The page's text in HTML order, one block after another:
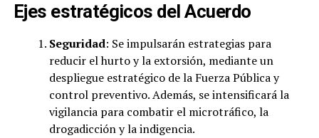
Ejes estratégicos del Acuerdo
Seguridad: Se impulsarán estrategias para
reducir el hurto y la extorsión, mediante un
despliegue estratégico de la Fuerza Pública y
control preventivo. Además, se intensificará la
vigilancia para combatir el microtráfico, la
drogadicción y la indigencia.